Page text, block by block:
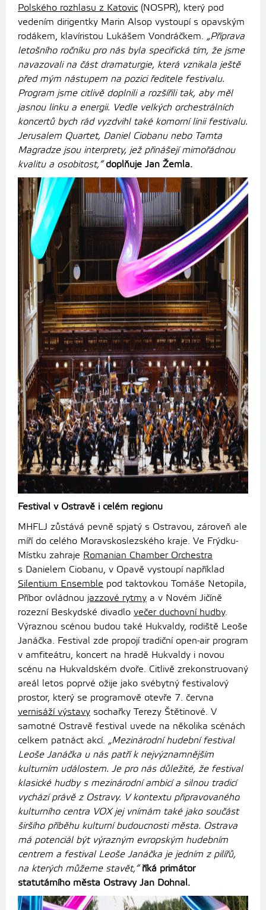
Polského rozhlasu z Katovic (NOSPR), který pod
vedením dirigentky Marin Alsop vystoupí s opavským
rodákem, klavíristou Lukášem Vondráčkem. „Příprava
letošního ročníku pro nás byla specifická tím, že jsme
navazovali na část dramaturgie, která vznikala ještě
před mým nástupem na pozici ředitele festivalu.
Program jsme citlivě doplnili a rozšířili tak, aby měl
jasnou linku a energii. Vedle velkých orchestrálních
koncertů bych rád vyzdvihl také komorní linii festivalu.
Jerusalem Quartet, Daniel Ciobanu nebo Tamta
Magradze jsou interprety, jež přinášejí mimořádnou
kvalitu a osobitost,“doplňuje Jan Žemla.
Festival v Ostravě i celém regionu
MHFLJ zůstává pevně spjatý s Ostravou, zároveň ale
míří do celého Moravskoslezského kraje. Ve Frýdku-
Místku zahraje Romanian Chamber Orchestra
s Danielem Ciobanu, v Opavě vystoupí například
Silentium Ensemble pod taktovkou Tomáše Netopila,
Příbor ovládnou jazzové rytmy a v Novém Jičíně
rozezní Beskydské divadlo večer duchovní hudby.
Výraznou scénou budou také Hukvaldy, rodiště Leoše
Janáčka. Festival zde propojí tradiční open-air program
v amfiteátru, koncert na hradě Hukvaldy i novou
scénu na Hukvaldském dvoře. Citlivě zrekonstruovaný
areál letos poprvé ožije jako svébytný festivalový
prostor, který se programově otevře 7. června
vernisáží výstavy sochařky Terezy Štětinové. V
samotné Ostravě festival uvede na několika scénách
celkem patnáct akcí. „Mezinárodní hudební festival
Leoše Janáčka u nás patří k nejvýznamnějším
kulturním událostem. Je pro nás důležité, že festival
klasické hudby s mezinárodní ambicí a silnou tradicí
vychází právě z Ostravy. V kontextu připravovaného
kulturního centra VOX jej vnímám také jako součást
širšího příběhu kulturní budoucnosti města. Ostrava
má potenciál být výrazným evropským hudebním
centrem a festival Leoše Janáčka je jedním z pilířů,
na kterých můžeme stavět,“ říká primátor
statutárního města Ostravy Jan Dohnal.